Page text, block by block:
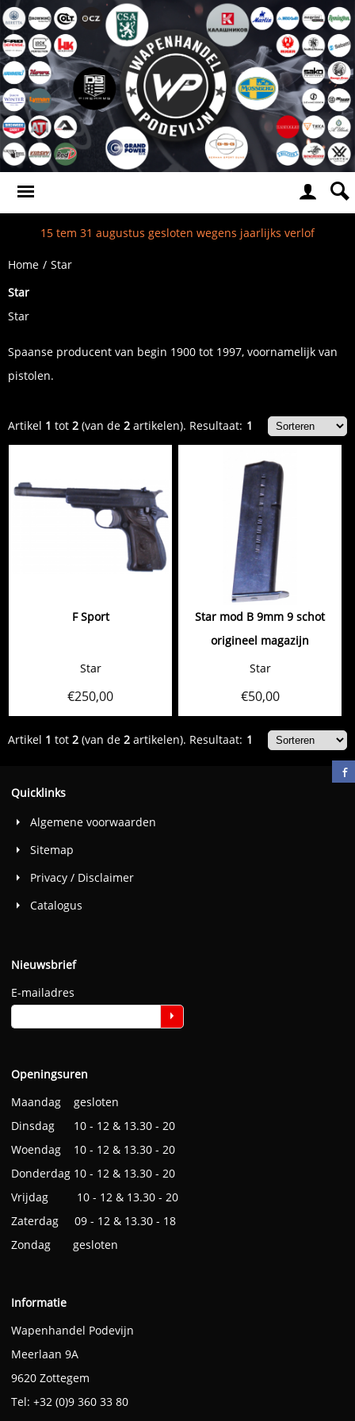
15 tem 31 augustus gesloten wegens jaarlijks verlof
Home / Star
Star
Star
Spaanse producent van begin 1900 tot 1997, voornamelijk van
pistolen.
Artikel 1 tot 2 (van de 2 artikelen). Resultaat: 1
F Sport
Star
€250,00
Star mod B 9mm 9 schot
origineel magazijn
Star
€50,00
Artikel 1 tot 2 (van de 2 artikelen). Resultaat: 1
Quicklinks
Algemene voorwaarden
Sitemap
Privacy / Disclaimer
Catalogus
Nieuwsbrief
E-mailadres
Openingsuren
Maandag gesloten
Dinsdag 10 - 12 & 13.30 - 20
Woendag 10 - 12 & 13.30 - 20
Donderdag 10 - 12 & 13.30 - 20
Vrijdag 10 - 12 & 13.30 - 20
Zaterdag 09 - 12 & 13.30 - 18
Zondag gesloten
Informatie
Wapenhandel Podevijn
Meerlaan 9A
9620 Zottegem
Tel: +32 (0)9 360 33 80